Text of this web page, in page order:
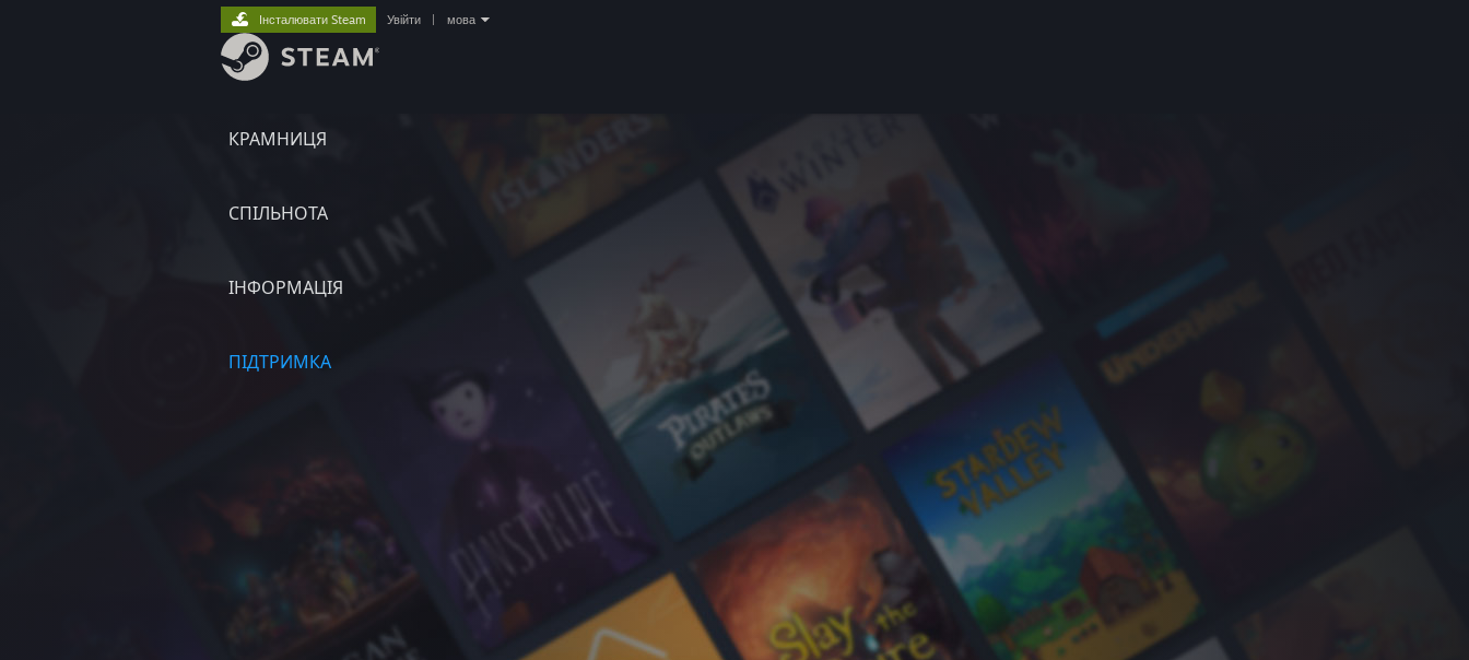
КРАМНИЦЯ
СПІЛЬНОТА
ІНФОРМАЦІЯ
ПІДТРИМКА
Інсталювати Steam Увійти мова